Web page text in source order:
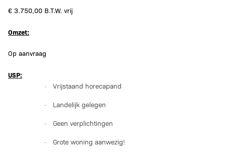
€ 3.750,00 B.T.W. vrij
Omzet:
Op aanvraag
USP:
· Vrijstaand horecapand
· Landelijk gelegen
· Geen verplichtingen
· Grote woning aanwezig!